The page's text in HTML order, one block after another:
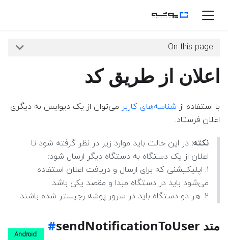
On this page
اعلان از طریق کد
با استفاده‌ از شناسه‌های کاربر می‌توان از یک دیوایس به دیگری
اعلان فرستاد.
نکته: در این حالت باید موارد زیر در نظر گرفته شود تا
اعلان از یک دستگاه به دستگاه دیگر ارسال شود:
۱. اپلیکیشنی که برای ارسال و دریافت اعلان استفاده
می‌شود باید در دستگاه مبدا و مقصد یکی باشد
۲. هر دو دستگاه باید در سرور پوشه رجیستر شده باشند
متد sendNotificationToUser
Android